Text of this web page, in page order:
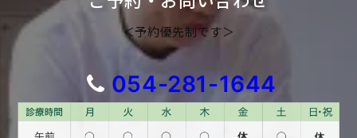
＜予約優先制です＞
054-281-1644